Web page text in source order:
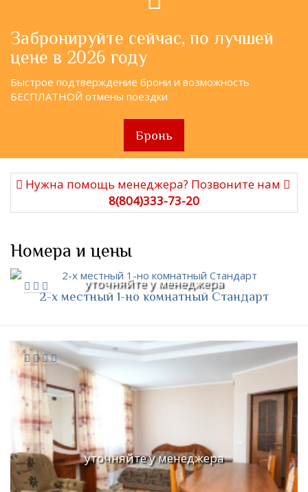
Забронируйте сейчас, по лучшей
цене в 2026 году
Быстрое подтверждение брони и возможность
БЕСПЛАТНОЙ отмены поездки
Бронь
Нужна помощь менеджера? Позвоните нам
8(804)333-73-20
Номера и цены
уточняйте у менеджера
2-х местный 1-но комнатный Стандарт
уточняйте у менеджера